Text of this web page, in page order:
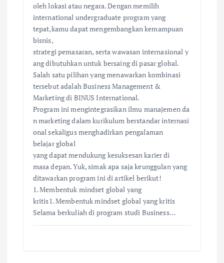
oleh lokasi atau negara. Dengan memilih
international undergraduate program yang
tepat,kamu dapat mengembangkan kemampuan
bisnis,
strategi pemasaran, serta wawasan internasional y
ang dibutuhkan untuk bersaing di pasar global.
Salah satu pilihan yang menawarkan kombinasi
tersebut adalah Business Management &
Marketing di BINUS International.
Program ini mengintegrasikan ilmu manajemen da
n marketing dalam kurikulum berstandar internasi
onal sekaligus menghadirkan pengalaman
belajar global
yang dapat mendukung kesuksesan karier di
masa depan. Yuk, simak apa saja keunggulan yang
ditawarkan program ini di artikel berikut!
1. Membentuk mindset global yang
kritis1. Membentuk mindset global yang kritis
Selama berkuliah di program studi Business…